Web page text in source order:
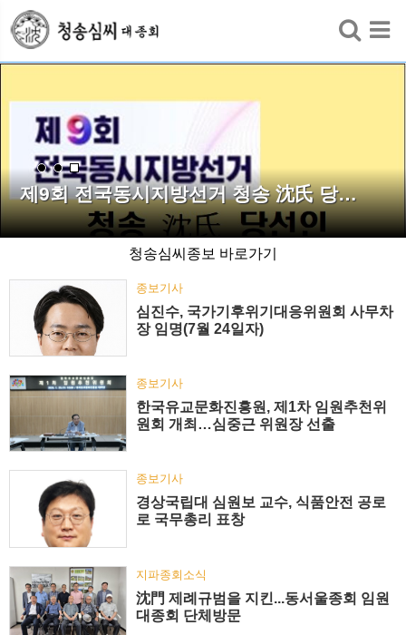
제9회 전국동시지방선거 청송 沈氏 당…
청송심씨종보 바로가기
종보기사
심진수, 국가기후위기대응위원회 사무차
장 임명(7월 24일자)
종보기사
한국유교문화진흥원, 제1차 임원추천위
원회 개최…심중근 위원장 선출
종보기사
경상국립대 심원보 교수, 식품안전 공로
로 국무총리 표창
지파종회소식
沈門 제례규범을 지킨...동서울종회 임원
대종회 단체방문